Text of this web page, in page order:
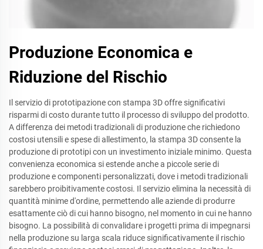
Produzione Economica e
Riduzione del Rischio
Il servizio di prototipazione con stampa 3D offre significativi
risparmi di costo durante tutto il processo di sviluppo del prodotto.
A differenza dei metodi tradizionali di produzione che richiedono
costosi utensili e spese di allestimento, la stampa 3D consente la
produzione di prototipi con un investimento iniziale minimo. Questa
convenienza economica si estende anche a piccole serie di
produzione e componenti personalizzati, dove i metodi tradizionali
sarebbero proibitivamente costosi. Il servizio elimina la necessità di
quantità minime d'ordine, permettendo alle aziende di produrre
esattamente ciò di cui hanno bisogno, nel momento in cui ne hanno
bisogno. La possibilità di convalidare i progetti prima di impegnarsi
nella produzione su larga scala riduce significativamente il rischio